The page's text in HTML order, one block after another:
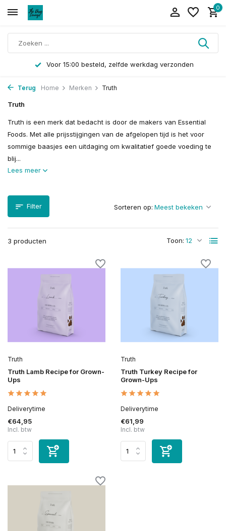
0
Voor 15:00 besteld, zelfde werkdag verzonden
Terug Home Merken Truth
Truth
Truth is een merk dat bedacht is door de makers van Essential
Foods. Met alle prijsstijgingen van de afgelopen tijd is het voor
sommige baasjes een uitdaging om kwalitatief goede voeding te
blij...
Lees meer
Filter
3 producten Toon:
Sorteren op:
Truth
Truth Lamb Recipe for Grown-
Ups
Deliverytime
€64,95
Incl. btw
Truth
Truth Turkey Recipe for
Grown-Ups
Deliverytime
€61,99
Incl. btw